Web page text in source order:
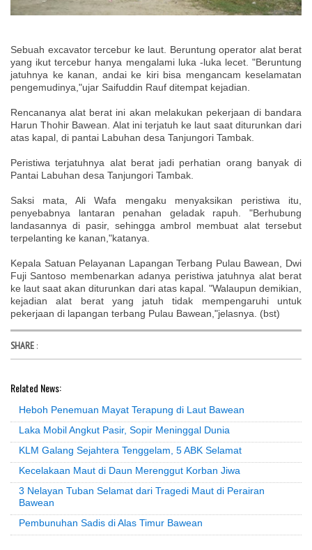
Sebuah excavator tercebur ke laut. Beruntung operator alat berat
yang ikut tercebur hanya mengalami luka -luka lecet. "Beruntung
jatuhnya ke kanan, andai ke kiri bisa mengancam keselamatan
pengemudinya,"ujar Saifuddin Rauf ditempat kejadian.
Rencananya alat berat ini akan melakukan pekerjaan di bandara
Harun Thohir Bawean. Alat ini terjatuh ke laut saat diturunkan dari
atas kapal, di pantai Labuhan desa Tanjungori Tambak.
Peristiwa terjatuhnya alat berat jadi perhatian orang banyak di
Pantai Labuhan desa Tanjungori Tambak.
Saksi mata, Ali Wafa mengaku menyaksikan peristiwa itu,
penyebabnya lantaran penahan geladak rapuh. "Berhubung
landasannya di pasir, sehingga ambrol membuat alat tersebut
terpelanting ke kanan,"katanya.
Kepala Satuan Pelayanan Lapangan Terbang Pulau Bawean, Dwi
Fuji Santoso membenarkan adanya peristiwa jatuhnya alat berat
ke laut saat akan diturunkan dari atas kapal. "Walaupun demikian,
kejadian alat berat yang jatuh tidak mempengaruhi untuk
pekerjaan di lapangan terbang Pulau Bawean,"jelasnya. (bst)
SHARE :
Related News:
Heboh Penemuan Mayat Terapung di Laut Bawean
Laka Mobil Angkut Pasir, Sopir Meninggal Dunia
KLM Galang Sejahtera Tenggelam, 5 ABK Selamat
Kecelakaan Maut di Daun Merenggut Korban Jiwa
3 Nelayan Tuban Selamat dari Tragedi Maut di Perairan
Bawean
Pembunuhan Sadis di Alas Timur Bawean